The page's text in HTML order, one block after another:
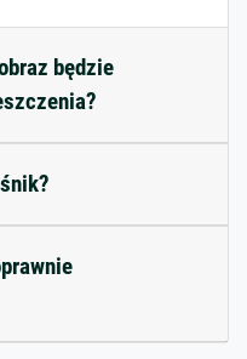
będzie